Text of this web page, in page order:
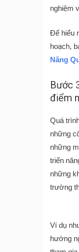
nghiệm
Để hiểu
hoạch,
Năng
Bước
điểm
Quá
những
những
triển
những
trường
Ví dụ
hướng